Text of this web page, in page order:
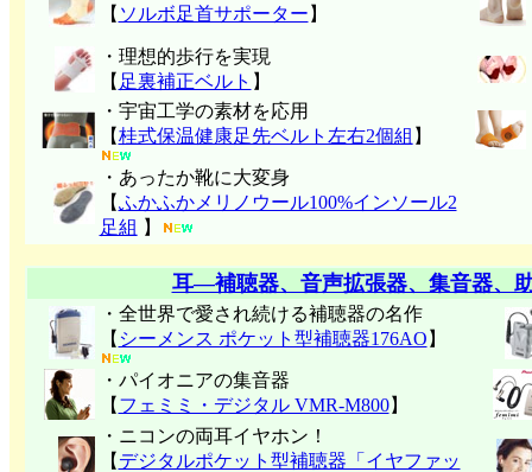
【 ソルボ足首サポーター 】
・理想的歩行を実現
【 足裏補正ベルト 】
・宇宙工学の素材を応用
【桂式保温健康足先ベルト左右2個組 】
・あったか靴に大変身
【ふかふかメリノウール100%インソール2
足組 】
耳―補聴器、音声拡張器、集音器、
・全世界で愛され続ける補聴器の名作
【 シーメンス ポケット型補聴器176AO 】
・パイオニアの集音器
【 フェミミ・デジタル VMR-M800】
・ニコンの両耳イヤホン！
【 デジタルポケット型補聴器「イヤファッ